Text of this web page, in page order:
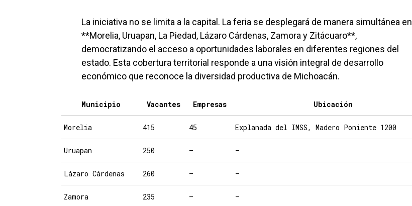
La iniciativa no se limita a la capital. La feria se desplegará de manera simultánea en
**Morelia, Uruapan, La Piedad, Lázaro Cárdenas, Zamora y Zitácuaro**,
democratizando el acceso a oportunidades laborales en diferentes regiones del
estado. Esta cobertura territorial responde a una visión integral de desarrollo
económico que reconoce la diversidad productiva de Michoacán.
Municipio Vacantes Empresas Ubicación
Morelia 415 45 Explanada del IMSS, Madero Poniente 1200
Uruapan 250 — —
Lázaro Cárdenas 260 — —
Zamora 235 — —